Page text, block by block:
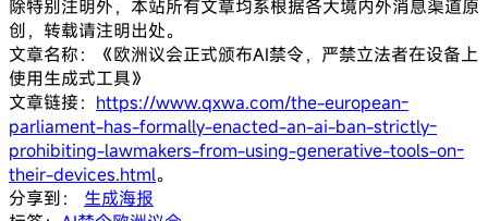
除特别注明外，本站所有文章均系根据各大境内外消息渠道原
创，转载请注明出处。
文章名称：《欧洲议会正式颁布AI禁令，严禁立法者在设备上
使用生成式工具》
文章链接： https://www.qxwa.com/the-european-
parliament-has-formally-enacted-an-ai-ban-strictly-
prohibiting-lawmakers-from-using-generative-tools-on-
their-devices.html。
分享到：
生成海报